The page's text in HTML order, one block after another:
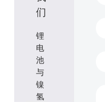
们
锂
电
池
与
镍
氢